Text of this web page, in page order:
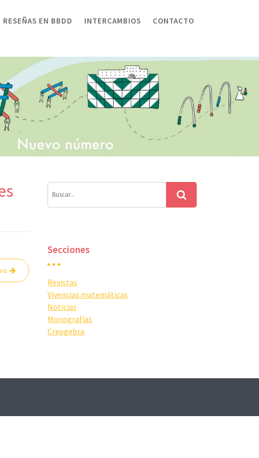
RESEÑAS EN BBDD INTERCAMBIOS CONTACTO
Secciones
Revistas
Vivencias matemáticas
Noticias
Monografías
Creogebra